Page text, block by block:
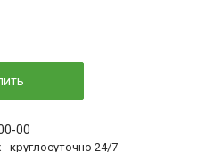
00
круглосуточно 24/7